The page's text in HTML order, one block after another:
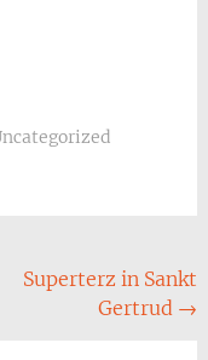
Superterz in Sankt
Gertrud →